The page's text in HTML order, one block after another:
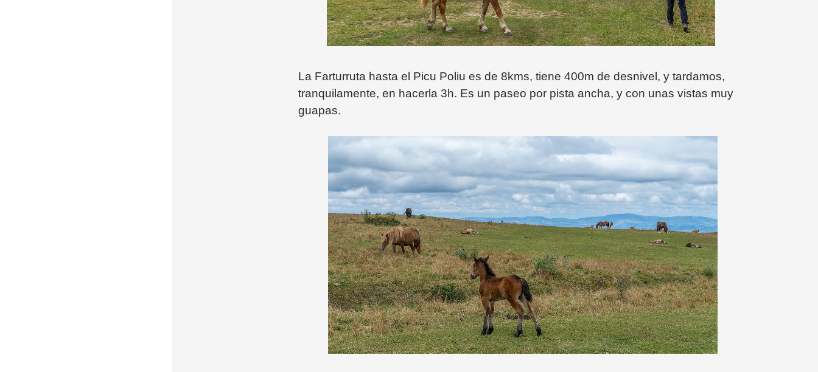
La Farturruta hasta el Picu Poliu es de 8kms, tiene 400m de desnivel, y tardamos,
tranquilamente, en hacerla 3h. Es un paseo por pista ancha, y con unas vistas muy
guapas.